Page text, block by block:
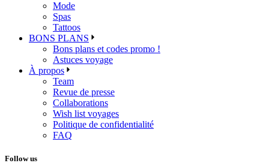
Mode
Spas
Tattoos
BONS PLANS
Bons plans et codes promo !
Astuces voyage
À propos
Team
Revue de presse
Collaborations
Wish list voyages
Politique de confidentialité
FAQ
Follow us